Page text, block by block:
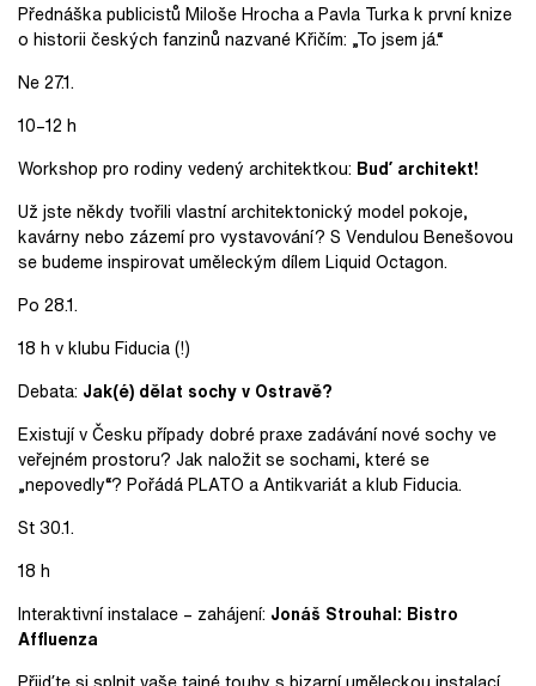
Přednáška publicistů Miloše Hrocha a Pavla Turka k první knize
o historii českých fanzinů nazvané Křičím: „To jsem já.“
Ne 27.1.
10–12 h
Workshop pro rodiny vedený architektkou: Buď architekt!
Už jste někdy tvořili vlastní architektonický model pokoje,
kavárny nebo zázemí pro vystavování? S Vendulou Benešovou
se budeme inspirovat uměleckým dílem Liquid Octagon.
Po 28.1.
18 h v klubu Fiducia (!)
Debata: Jak(é) dělat sochy v Ostravě?
Existují v Česku případy dobré praxe zadávání nové sochy ve
veřejném prostoru? Jak naložit se sochami, které se
„nepovedly“? Pořádá PLATO a Antikvariát a klub Fiducia.
St 30.1.
18 h
Interaktivní instalace – zahájení: Jonáš Strouhal: Bistro
Affluenza